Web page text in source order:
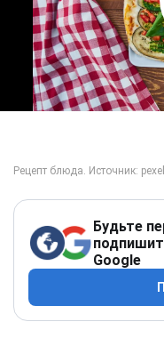
Будьте
Google